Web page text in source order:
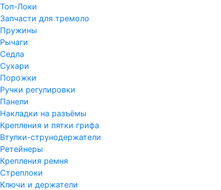
Топ-Локи
Запчасти для тремоло
Пружины
Рычаги
Седла
Сухари
Порожки
Ручки регулировки
Панели
Накладки на разъёмы
Крепления и пятки грифа
Втулки-струнодержатели
Ретейнеры
Крепления ремня
Стреплоки
Ключи и держатели